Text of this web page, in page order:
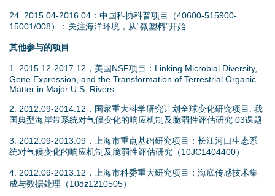
24. 2015.04-2016.04：中国科协科普项目（40600-515900-
15001/008）：关注海洋环境，从“微塑料”开始
其他参与的项目
1. 2015.12-2017.12，美国NSF项目：Linking Microbial Diversity,
Gene Expression, and the Transformation of Terrestrial Organic
Matter in Major U.S. Rivers
2. 2012.09-2014.12，国家重大科学研究计划全球变化研究项目: 我
国典型海岸带系统对气候变化的响应机制及脆弱性评估研究 03课题
3. 2012.09-2013.09，上海市重点基础研究项目：长江河口生态系
统对气候变化的响应机制及脆弱性评估研究（10JC1404400）
4. 2012.09-2013.12，上海市科委重大研究项目：海底传感技术集
成与数据处理（10dz1210505）